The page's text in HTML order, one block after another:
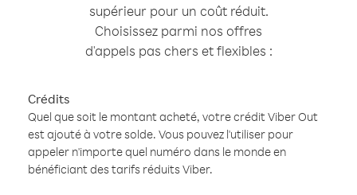
supérieur pour un coût réduit.
Choisissez parmi nos offres
d'appels pas chers et flexibles :
Crédits
Quel que soit le montant acheté, votre crédit Viber Out
est ajouté à votre solde. Vous pouvez l'utiliser pour
appeler n'importe quel numéro dans le monde en
bénéficiant des tarifs réduits Viber.